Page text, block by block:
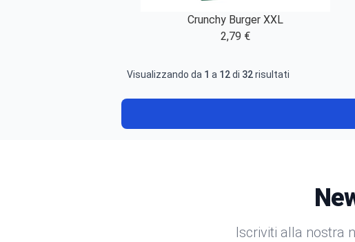
Crunchy Burger XXL
2,79 €
Visualizzando da 1 a 12di 32risultati
Iscriviti alla nostra